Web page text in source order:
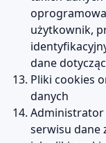
użytkownik,
dane
Pliki cookies
danych
Administrator
serwisu dane